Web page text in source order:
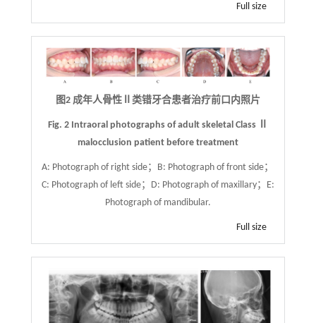
Full size
图2 成年人骨性Ⅱ类错牙合患者治疗前口内照片
Fig. 2 Intraoral photographs of adult skeletal Class Ⅱ
malocclusion patient before treatment
A: Photograph of right side；B: Photograph of front side；
C: Photograph of left side；D: Photograph of maxillary；E:
Photograph of mandibular.
Full size